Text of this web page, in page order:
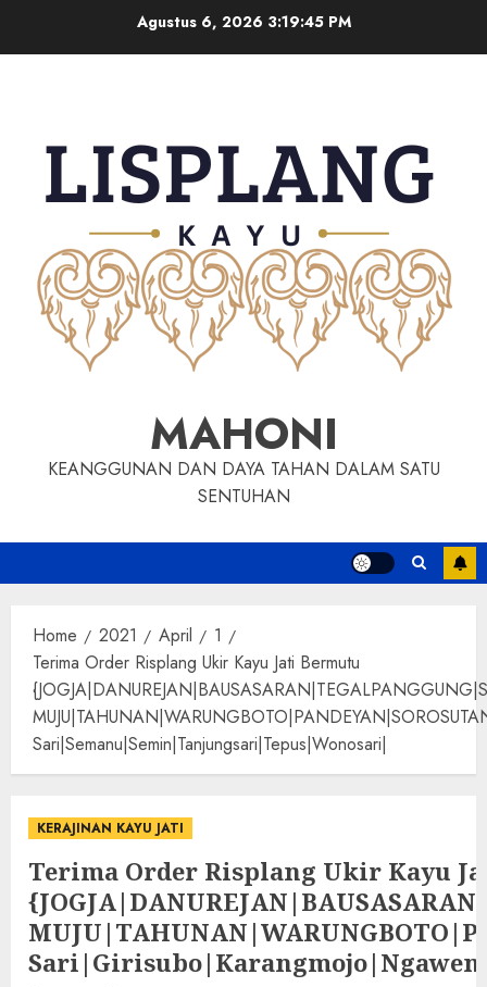
Agustus 6, 2026 3:19:46 PM
MAHONI
KEANGGUNAN DAN DAYA TAHAN DALAM SATU
SENTUHAN
Home 2021 April
1
Terima Order Risplang Ukir Kayu Jati Bermutu
Sari|Semanu|Semin|Tanjungsari|Tepus|Wonosari|
KERAJINAN KAYU JATI
Terima Order Risplang Ukir Kayu